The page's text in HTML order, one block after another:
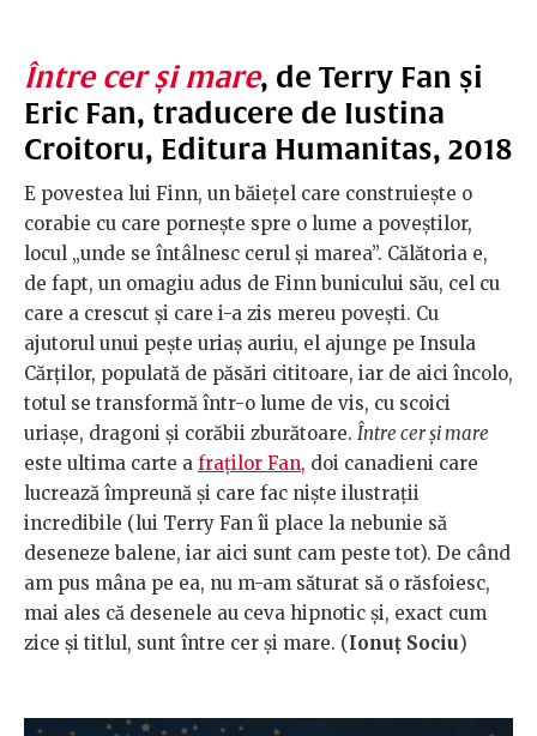
Între cer și mare, de Terry Fan și
Eric Fan, traducere de Iustina
Croitoru, Editura Humanitas, 2018
E povestea lui Finn, un băiețel care construiește o
corabie cu care pornește spre o lume a poveștilor,
locul „unde se întâlnesc cerul și marea”. Călătoria e,
de fapt, un omagiu adus de Finn bunicului său, cel cu
care a crescut și care i-a zis mereu povești. Cu
ajutorul unui pește uriaș auriu, el ajunge pe Insula
Cărților, populată de păsări cititoare, iar de aici încolo,
totul se transformă într-o lume de vis, cu scoici
uriașe, dragoni și corăbii zburătoare. Între cer și mare
este ultima carte a fraților Fan, doi canadieni care
lucrează împreună și care fac niște ilustrații
incredibile (lui Terry Fan îi place la nebunie să
deseneze balene, iar aici sunt cam peste tot). De când
am pus mâna pe ea, nu m-am săturat să o răsfoiesc,
mai ales că desenele au ceva hipnotic și, exact cum
zice și titlul, sunt între cer și mare. (Ionuț Sociu)